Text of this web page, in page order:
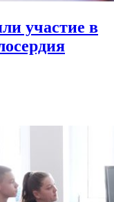
участие в